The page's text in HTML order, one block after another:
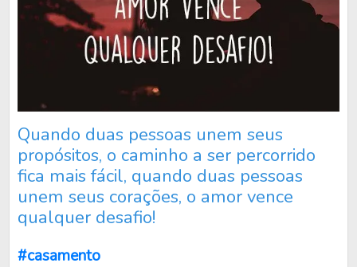
Quando duas pessoas unem seus
propósitos, o caminho a ser percorrido
fica mais fácil, quando duas pessoas
unem seus corações, o amor vence
qualquer desafio!
#casamento